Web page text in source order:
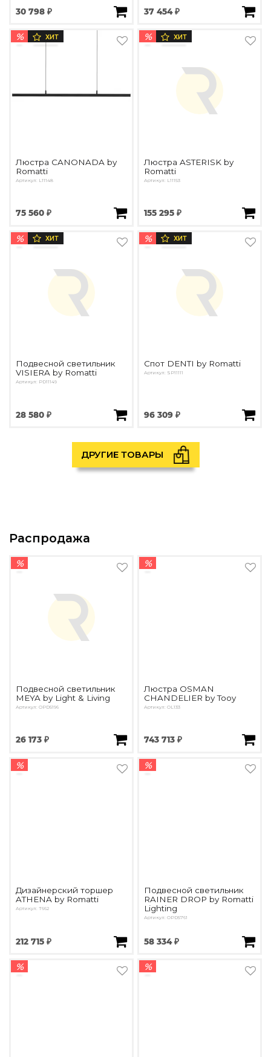
30 798 ₽ 37 454 ₽
% ХИТ
Люстра CANONADA by
Romatti
Артикул: L11148
75 560 ₽
% ХИТ
Люстра ASTERISK by
Romatti
Артикул: L11153
155 295 ₽
% ХИТ
Подвесной светильник
VISIERA by Romatti
Артикул: PD11149
28 580 ₽
% ХИТ
Спот DENTI by Romatti
Артикул: SP11111
96 309 ₽
ДРУГИЕ ТОВАРЫ
Распродажа
%
Подвесной светильник
MEYA by Light & Living
Артикул: OPD5196
26 173 ₽
%
Люстра OSMAN
CHANDELIER by Tooy
Артикул: OL133
743 713 ₽
%
Дизайнерский торшер
ATHENA by Romatti
Артикул: T662
212 715 ₽
%
Подвесной светильник
RAINER DROP by Romatti
Lighting
Артикул: OPD5761
58 334 ₽
% %